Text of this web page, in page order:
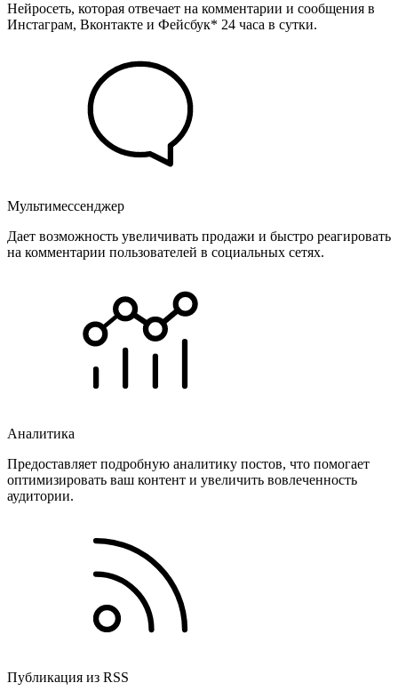
Нейросеть, которая отвечает на комментарии и сообщения в
Инстаграм, Вконтакте и Фейсбук* 24 часа в сутки.
Мультимессенджер
Дает возможность увеличивать продажи и быстро реагировать
на комментарии пользователей в социальных сетях.
Аналитика
Предоставляет подробную аналитику постов, что помогает
оптимизировать ваш контент и увеличить вовлеченность
аудитории.
Публикация из RSS